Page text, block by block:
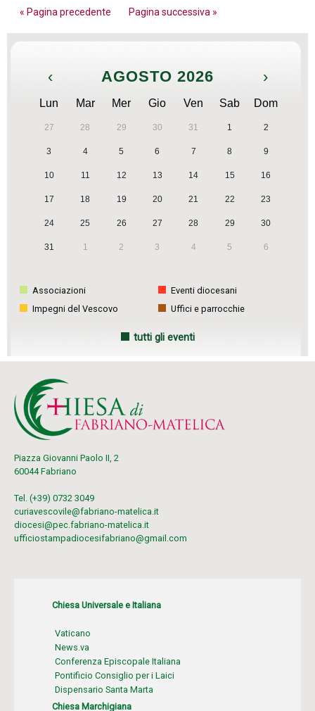
« Pagina precedente Pagina successiva »
‹ AGOSTO 2026 ›
Lun Mar Mer Gio Ven Sab Dom
27 28 29 30 31 1 2
3 4 5 6 7 8 9
10 11 12 13 14 15 16
17 18 19 20 21 22 23
24 25 26 27 28 29 30
31 1 2 3 4 5 6
Associazioni
Eventi diocesani
Impegni del Vescovo
Uffici e parrocchie
tutti gli eventi
Piazza Giovanni Paolo II, 2
60044 Fabriano
Tel. (+39) 0732 3049
curiavescovile@fabriano-matelica.it
diocesi@pec.fabriano-matelica.it
ufficiostampadiocesifabriano@gmail.com
Chiesa Universale e Italiana
Vaticano
News.va
Conferenza Episcopale Italiana
Pontificio Consiglio per i Laici
Dispensario Santa Marta
Chiesa Marchigiana